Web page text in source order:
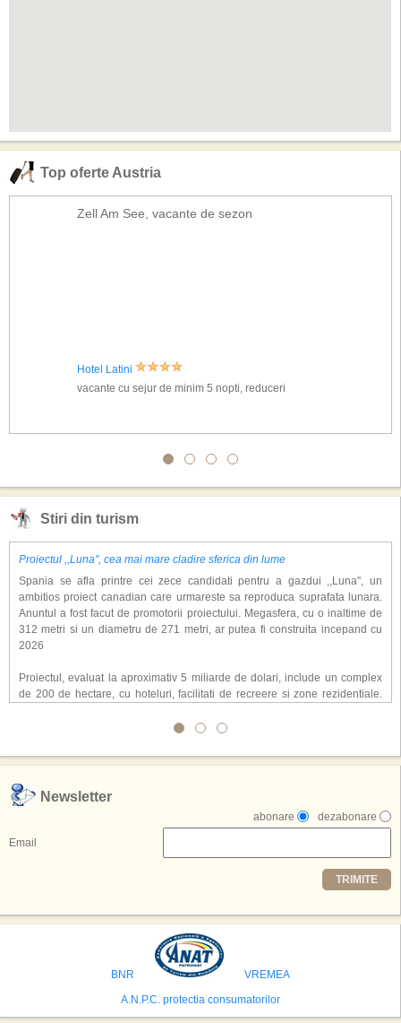
Top oferte Austria
Zell Am See, vacante de sezon
Hotel Latini
vacante cu sejur de minim 5 nopti, reduceri
Stiri din turism
Proiectul ,,Luna'', cea mai mare cladire sferica din lume
Spania se afla printre cei zece candidati pentru a gazdui ,,Luna'', un
ambitios proiect canadian care urmareste sa reproduca suprafata lunara.
Anuntul a fost facut de promotorii proiectului. Megasfera, cu o inaltime de
312 metri si un diametru de 271 metri, ar putea fi construita incepand cu
2026
Proiectul, evaluat la aproximativ 5 miliarde de dolari, include un complex
de 200 de hectare, cu hoteluri, facilitati de recreere si zone rezidentiale.
atragerea a pana la 10 milioane de turisti anual. �Luna� ar putea deveni
exclusiv simularea suprafetei lunare.
,,Credem ca exista sanse mari sa anuntam nu doar o locatie, ci poate mai
multe'', a declarat Michael R. Henderson, cofondator al Moon World
Resorts, citat de Gulf News. Potrivit acestuia, 2026 ar putea deveni un an
decisiv pentru reali zarea proiectului.
Printre celelalte tari care concureaza pentru a gazdui aceasta constructie
se numara Australia, Brazilia, China, Egipt, India, Polonia, Thailanda,
avea cele mai mari sanse de a castiga licitatia. Totusi, Spania, care se
preconizeaza ca va deveni a doua cea mai vizitata tara din lume in 2025,
isi bazeaza oferta pe infrastructura turistica solida si capacitatea hoteliera."
Newsletter
dezabonare
abonare
Email
TRIMITE
BNR
VREMEA
A.N.P.C. protectia consumatorilor